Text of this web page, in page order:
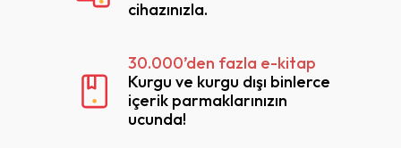
cihazınızla.
30.000’den fazla e-kitap
Kurgu ve kurgu dışı binlerce
içerik parmaklarınızın
ucunda!